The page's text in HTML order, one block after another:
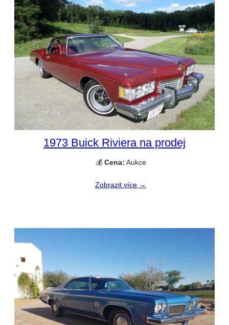
1973 Buick Riviera na prodej
💰 Cena: Aukce
Zobrazit více →